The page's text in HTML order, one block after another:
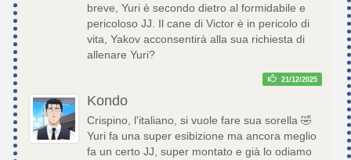
breve, Yuri è secondo dietro al formidabile e
pericoloso JJ. Il cane di Victor è in pericolo di
vita, Yakov acconsentirà alla sua richiesta di
allenare Yuri?
21/12/2025
Kondo
Crispino, l'italiano, si vuole fare sua sorella 🤣
Yuri fa una super esibizione ma ancora meglio
fa un certo JJ, super montato e già lo odiamo